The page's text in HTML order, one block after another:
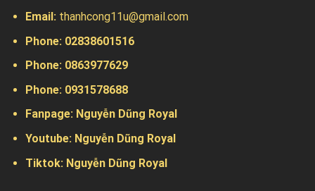
Email: thanhcong11u@gmail.com
Phone: 02838601516
Phone: 0863977629
Phone: 0931578688
Fanpage: Nguyễn Dũng Royal
Youtube: Nguyễn Dũng Royal
Tiktok: Nguyễn Dũng Royal